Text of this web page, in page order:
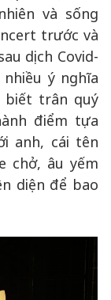
và sống
trước và
dịch Covid-
ý nghĩa
biết trân quý
điểm tựa
anh, cái tên
chở, âu yếm
diện để bao